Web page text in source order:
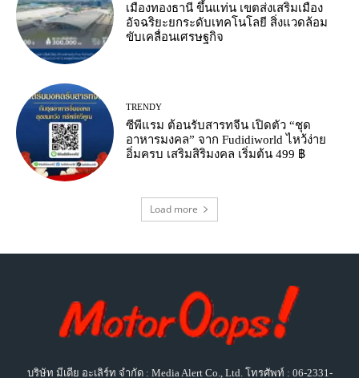
เมืองทองธานี ขึ้นแท่น เขตส่งเสริมเมือง
อัจฉริยะยกระดับเทคโนโลยี สิ่งแวดล้อม
ขับเคลื่อนเศรษฐกิจ
TRENDY
ซีพีแรม ต้อนรับสารทจีน เปิดตัว “ชุด
อาหารมงคล” จาก Fudidiworld ไหว้ง่าย
อิ่มครบ เสริมสิริมงคล เริ่มต้น 499 ฿
Load more
บริษัท มีเดีย อะเลิร์ท จำกัด : Media Alert Co., Ltd. โทรศัพท์ : 06-2331-